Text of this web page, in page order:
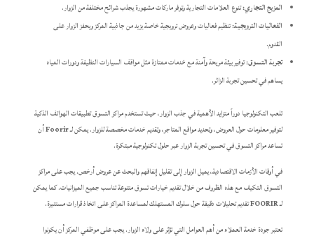
المزيج التجاري:تنوع العلامات التجارية وتوفر ماركات مشهورة يجذب شرائح مختلفة من الزوار.
الفعاليات الترويجية:تنظيم فعاليات وعروض ترويجية خاصة يزيد من جاذبية المركز ويحفز الزوار على
القدوم.
تجربة التسوق:توفير بيئة مريحة وآمنة مع خدمات ممتازة مثل مواقف السيارات النظيفة ودورات المياه
يساهم في تحسين تجربة الزائر.
تلعب التكنولوجيا دوراً متزايد الأهمية في جذب الزوار، حيث تستخدم مراكز التسوق تطبيقات الهواتف الذكية
لتوفير معلومات حول العروض، وتحديد مواقع المتاجر، وتقديم خدمات مخصصة للزوار. يمكن لـFoorirأن
تساعد مراكز التسوق في تحسين تجربة الزوار عبر حلول تكنولوجية مبتكرة.
في أوقات الأزمات الاقتصادية، يميل الزوار إلى تقليل إنفاقهم والبحث عن عروض أرخص. يجب على مراكز
التسوق التكيف مع هذه الظروف من خلال تقديم خيارات تسوق متنوعة تناسب جميع الميزانيات. كما يمكن
لـFOORIRتقديم تحليلات دقيقة حول سلوك المستهلك لمساعدة المراكز على اتخاذ قرارات مستنيرة.
تعتبر جودة خدمة العملاء من أهم العوامل التي تؤثر على ولاء الزوار. يجب على موظفي المركز أن يكونوا